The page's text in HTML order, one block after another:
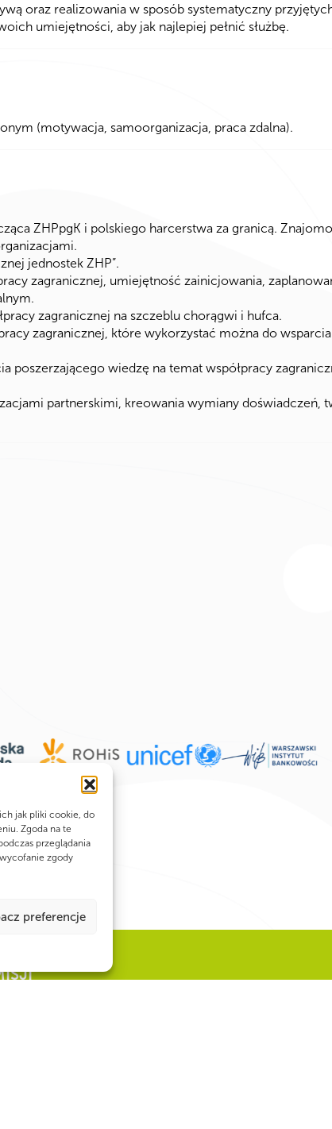
jak pliki cookie, do
Zgoda na te
przeglądania
zgody
preferencje
oraz realizowania w sposób systematyczny
umiejętności, aby jak najlepiej pełnić służbę.
(motywacja, samoorganizacja, praca zdalna).
ZHPpgK i polskiego harcerstwa za granicą.
jednostek ZHP”.
zagranicznej, umiejętność zainicjowania,
zagranicznej na szczeblu chorągwi i hufca.
zagranicznej, które wykorzystać można do wsparcia
poszerzającego wiedzę na temat współpracy
partnerskimi, kreowania wymiany doświadczeń,